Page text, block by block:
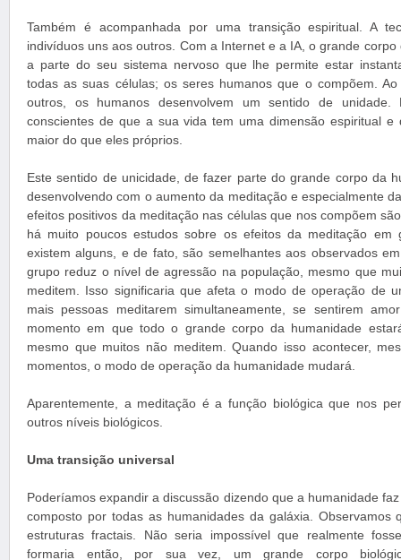
Também é acompanhada por uma transição espiritual. A
indivíduos uns aos outros. Com a Internet e a IA, o grande
a parte do seu sistema nervoso que lhe permite estar
todas as suas células; os seres humanos que o compõem.
outros, os humanos desenvolvem um sentido de
conscientes de que a sua vida tem uma dimensão espiritual
maior do que eles próprios.
Este sentido de unicidade, de fazer parte do grande corpo da
desenvolvendo com o aumento da meditação e especialmente
efeitos positivos da meditação nas células que nos compõem
há muito poucos estudos sobre os efeitos da meditação em
existem alguns, e de fato, são semelhantes aos observados
grupo reduz o nível de agressão na população, mesmo que
meditem. Isso significaria que afeta o modo de operação de
mais pessoas meditarem simultaneamente, se sentirem
momento em que todo o grande corpo da humanidade
mesmo que muitos não meditem. Quando isso acontecer,
momentos, o modo de operação da humanidade mudará.
Aparentemente, a meditação é a função biológica que nos
outros níveis biológicos.
Uma transição universal
Poderíamos expandir a discussão dizendo que a humanidade
composto por todas as humanidades da galáxia.
estruturas fractais. Não seria impossível que realmente
formaria então, por sua vez, um grande corpo